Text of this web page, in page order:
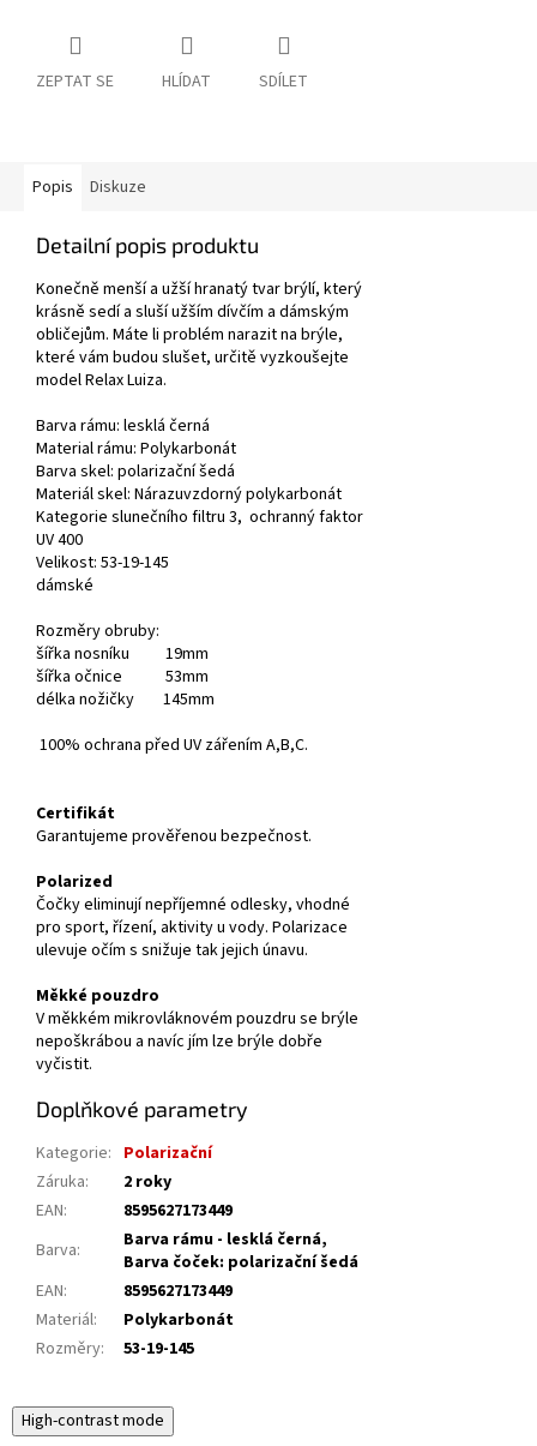
ZEPTAT SE HLÍDAT SDÍLET
Popis Diskuze
Detailní popis produktu
Konečně menší a užší hranatý tvar brýlí, který
krásně sedí a sluší užším dívčím a dámským
obličejům. Máte li problém narazit na brýle,
které vám budou slušet, určitě vyzkoušejte
model Relax Luiza.
Barva rámu: lesklá černá
Material rámu: Polykarbonát
Barva skel: polarizační šedá
Materiál skel: Nárazuvzdorný polykarbonát
Kategorie slunečního filtru 3, ochranný faktor
UV 400
Velikost: 53-19-145
dámské
Rozměry obruby:
šířka nosníku 19mm
šířka očnice 53mm
délka nožičky 145mm
100% ochrana před UV zářením A,B,C.
Certifikát
Garantujeme prověřenou bezpečnost.
Polarized
Čočky eliminují nepříjemné odlesky, vhodné
pro sport, řízení, aktivity u vody. Polarizace
ulevuje očím s snižuje tak jejich únavu.
Měkké pouzdro
V měkkém mikrovláknovém pouzdru se brýle
nepoškrábou a navíc jím lze brýle dobře
vyčistit.
Doplňkové parametry
Kategorie: Polarizační
Záruka:
2 roky
EAN:
8595627173449
Barva:
Barva rámu - lesklá černá,
Barva čoček: polarizační šedá
EAN:
8595627173449
Materiál:
Polykarbonát
Rozměry: 53-19-145
High-contrast mode